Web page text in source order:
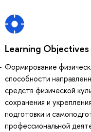
Learning Objectives
Формирование
способности
средств физической
сохранения и
подготовки и
профессиональной